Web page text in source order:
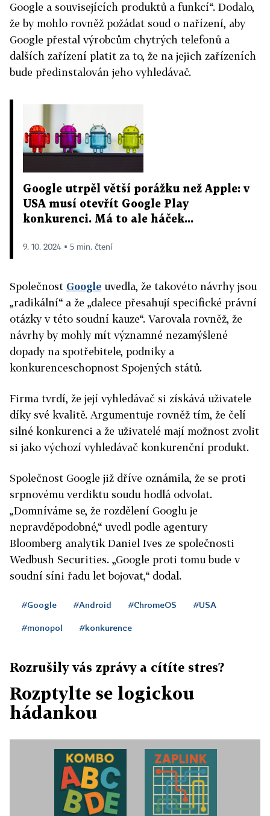
Google a souvisejících produktů a funkcí“. Dodalo,
že by mohlo rovněž požádat soud o nařízení, aby
Google přestal výrobcům chytrých telefonů a
dalších zařízení platit za to, že na jejich zařízeních
bude předinstalován jeho vyhledávač.
Google utrpěl větší porážku než Apple: v
USA musí otevřít Google Play
konkurenci. Má to ale háček...
9. 10. 2024 ▪ 5 min. čtení
Společnost Google uvedla, že takovéto návrhy jsou
„radikální“ a že „dalece přesahují specifické právní
otázky v této soudní kauze“. Varovala rovněž, že
návrhy by mohly mít významné nezamýšlené
dopady na spotřebitele, podniky a
konkurenceschopnost Spojených států.
Firma tvrdí, že její vyhledávač si získává uživatele
díky své kvalitě. Argumentuje rovněž tím, že čelí
silné konkurenci a že uživatelé mají možnost zvolit
si jako výchozí vyhledávač konkurenční produkt.
Společnost Google již dříve oznámila, že se proti
srpnovému verdiktu soudu hodlá odvolat.
„Domníváme se, že rozdělení Googlu je
nepravděpodobné,“ uvedl podle agentury
Bloomberg analytik Daniel Ives ze společnosti
Wedbush Securities. „Google proti tomu bude v
soudní síni řadu let bojovat,“ dodal.
#Google #Android #ChromeOS #USA
#monopol #konkurence
Rozrušily vás zprávy a cítíte stres?
Rozptylte se logickou
hádankou